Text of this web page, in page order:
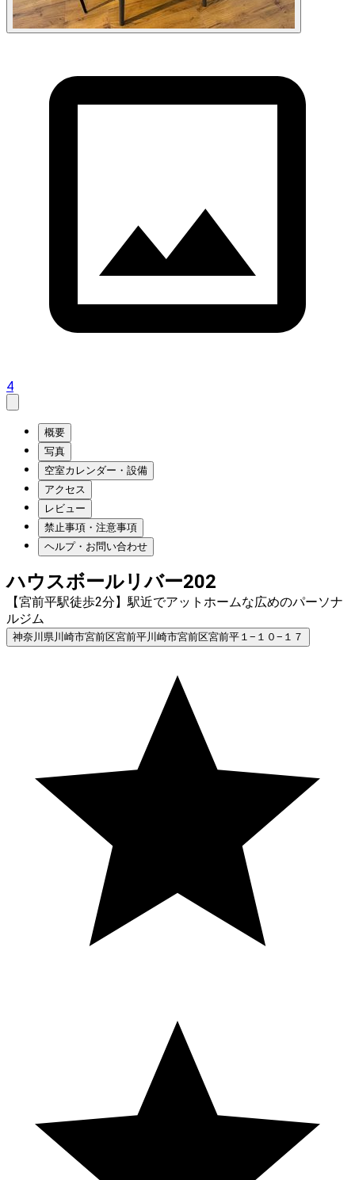
4
概要
写真
空室カレンダー・設備
アクセス
レビュー
禁止事項・注意事項
ヘルプ・お問い合わせ
ハウスボールリバー202
【宮前平駅徒歩2分】駅近でアットホームな広めのパーソナ
ルジム
神奈川県川崎市宮前区宮前平川崎市宮前区宮前平１−１０−１７